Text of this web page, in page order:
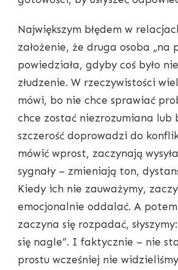
Największym błędem w
założenie, że druga osoba „na
powiedziała, gdyby coś było
złudzenie. W rzeczywistości
mówi, bo nie chce sprawiać
chce zostać niezrozumiana lub
szczerość doprowadzi do
mówić wprost, zaczynają
sygnały – zmieniają ton,
Kiedy ich nie zauważymy,
emocjonalnie oddalać. A
zaczyna się rozpadać,
się nagle”. I faktycznie – nie
prostu wcześniej nie